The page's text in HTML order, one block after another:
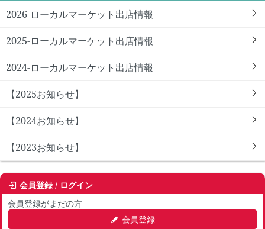
2026-ローカルマーケット出店情報
2025-ローカルマーケット出店情報
2024-ローカルマーケット出店情報
【2025お知らせ】
【2024お知らせ】
【2023お知らせ】
会員登録 / ログイン
会員登録がまだの方
会員登録